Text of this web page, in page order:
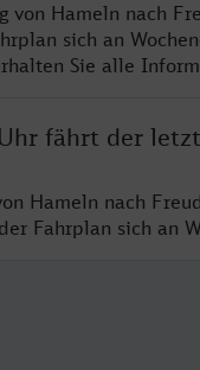
von Hameln nach
sich an
Sie alle
fährt der
Hameln nach
Fahrplan sich an